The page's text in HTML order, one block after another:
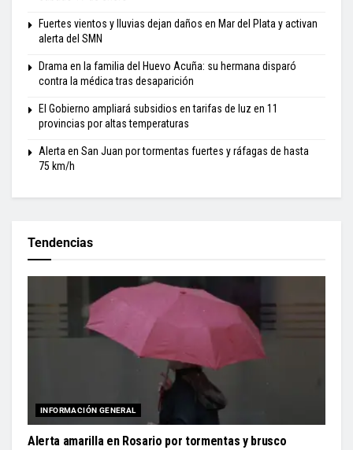
Fuertes vientos y lluvias dejan daños en Mar del Plata y activan
alerta del SMN
Drama en la familia del Huevo Acuña: su hermana disparó
contra la médica tras desaparición
El Gobierno ampliará subsidios en tarifas de luz en 11
provincias por altas temperaturas
Alerta en San Juan por tormentas fuertes y ráfagas de hasta
75 km/h
Tendencias
INFORMACIÓN GENERAL
Alerta amarilla en Rosario por tormentas y brusco